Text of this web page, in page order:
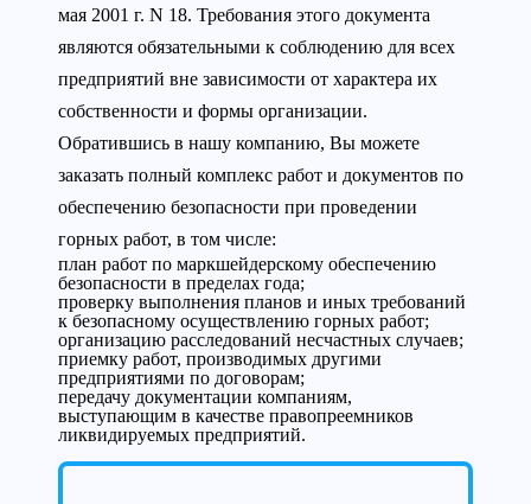
мая 2001 г. N 18. Требования этого документа
являются обязательными к соблюдению для всех
предприятий вне зависимости от характера их
собственности и формы организации.
Обратившись в нашу компанию, Вы можете
заказать полный комплекс работ и документов по
обеспечению безопасности при проведении
горных работ, в том числе:
план работ по маркшейдерскому обеспечению
безопасности в пределах года;
проверку выполнения планов и иных требований
к безопасному осуществлению горных работ;
организацию расследований несчастных случаев;
приемку работ, производимых другими
предприятиями по договорам;
передачу документации компаниям,
выступающим в качестве правопреемников
ликвидируемых предприятий.